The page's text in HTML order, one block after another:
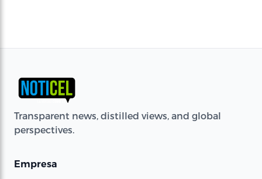
Transparent news, distilled views, and global
perspectives.
Empresa